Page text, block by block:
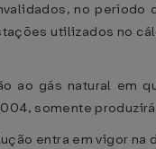
no
utilizados no
ao gás natural em
somente
entra em vigor na